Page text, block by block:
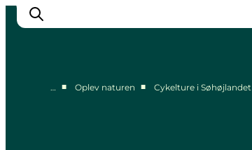
… ■ Oplev naturen ■ Cykelture i Søhøjlandet